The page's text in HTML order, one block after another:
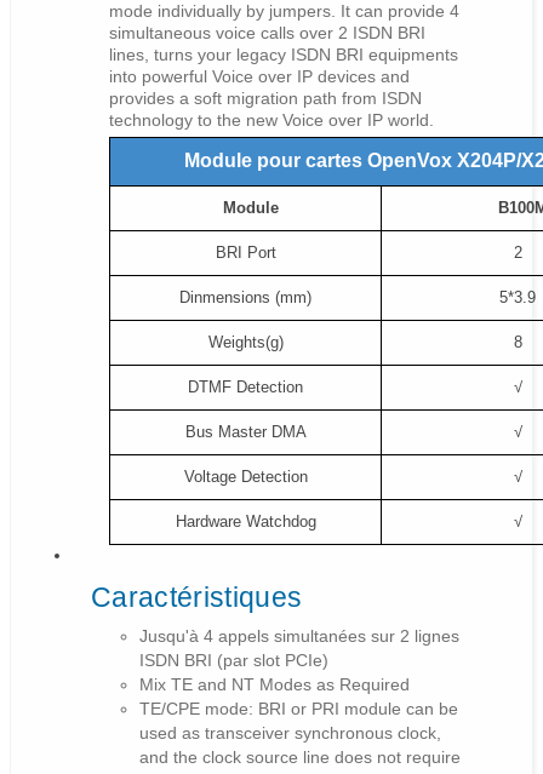
mode individually by jumpers. It can provide 4
simultaneous voice calls over 2 ISDN BRI
lines, turns your legacy ISDN BRI equipments
into powerful Voice over IP devices and
provides a soft migration path from ISDN
technology to the new Voice over IP world.
Module pour cartes OpenVox X204P/
Module
BRI Port 2
Dinmensions (mm) 5*3.9
Weights(g) 8
DTMF Detection √
Bus Master DMA √
Voltage Detection √
Hardware Watchdog √
Caractéristiques
Jusqu'à 4 appels simultanées sur 2 lignes
ISDN BRI (par slot PCIe)
Mix TE and NT Modes as Required
TE/CPE mode: BRI or PRI module can be
used as transceiver synchronous clock,
and the clock source line does not require